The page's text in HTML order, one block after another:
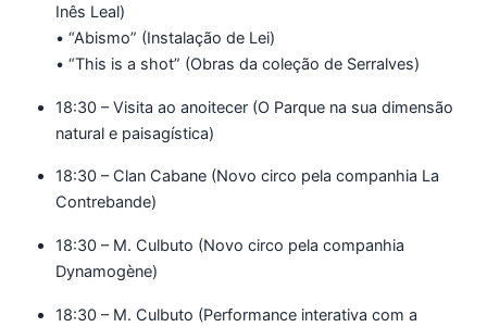
Inês Leal)
• “Abismo” (Instalação de Lei)
• “This is a shot” (Obras da coleção de Serralves)
18:30 – Visita ao anoitecer (O Parque na sua dimensão
natural e paisagística)
18:30 – Clan Cabane (Novo circo pela companhia La
Contrebande)
18:30 – M. Culbuto (Novo circo pela companhia
Dynamogène)
18:30 – M. Culbuto (Performance interativa com a